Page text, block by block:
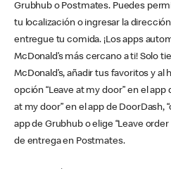
Grubhub o Postmates. Puedes
tu localización o ingresar la
entregue tu comida. ¡Los apps
McDonald’s más cercano a ti! Solo
McDonald’s, añadir tus favoritos y
opción “Leave at my door” en el app
at my door” en el app de DoorDash,
app de Grubhub o elige “Leave
de entrega en Postmates.